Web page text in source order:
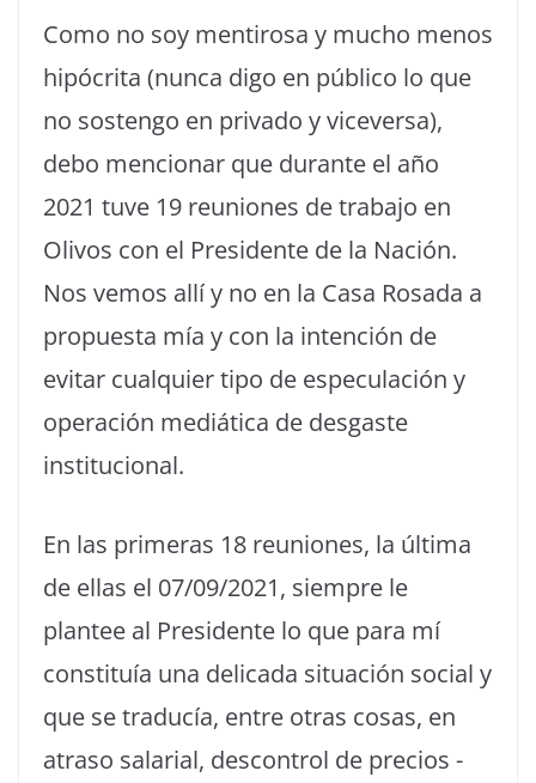
Como no soy mentirosa y mucho menos
hipócrita (nunca digo en público lo que
no sostengo en privado y viceversa),
debo mencionar que durante el año
2021 tuve 19 reuniones de trabajo en
Olivos con el Presidente de la Nación.
Nos vemos allí y no en la Casa Rosada a
propuesta mía y con la intención de
evitar cualquier tipo de especulación y
operación mediática de desgaste
institucional.
En las primeras 18 reuniones, la última
de ellas el 07/09/2021, siempre le
plantee al Presidente lo que para mí
constituía una delicada situación social y
que se traducía, entre otras cosas, en
atraso salarial, descontrol de precios -